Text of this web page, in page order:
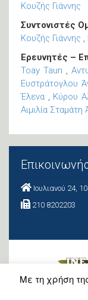
Κουζής Γιάννης
Συντονιστές
Κουζής Γιάννης ,
Ερευνητές –
Toay Taun ,
Ευστράτογλου
Έλενα , Κύρου
Αιμιλία Σταμάτη
Ιουλιανού 24,
210 8202203
Με τη χρήση